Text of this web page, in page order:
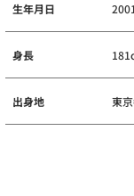
生年月日
身長
出身地 東